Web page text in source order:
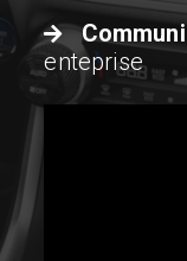
enteprise